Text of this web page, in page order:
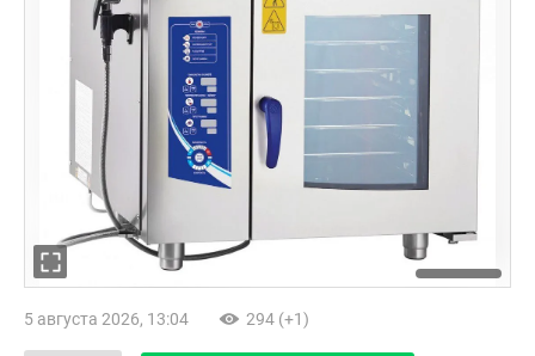
5 августа 2026, 13:04 294 (+1)